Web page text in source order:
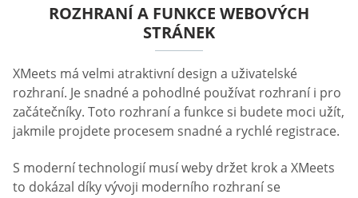
ROZHRANÍ A FUNKCE WEBOVÝCH
STRÁNEK
XMeets má velmi atraktivní design a uživatelské
rozhraní. Je snadné a pohodlné používat rozhraní i pro
začátečníky. Toto rozhraní a funkce si budete moci užít,
jakmile projdete procesem snadné a rychlé registrace.
S moderní technologií musí weby držet krok a XMeets
to dokázal díky vývoji moderního rozhraní se